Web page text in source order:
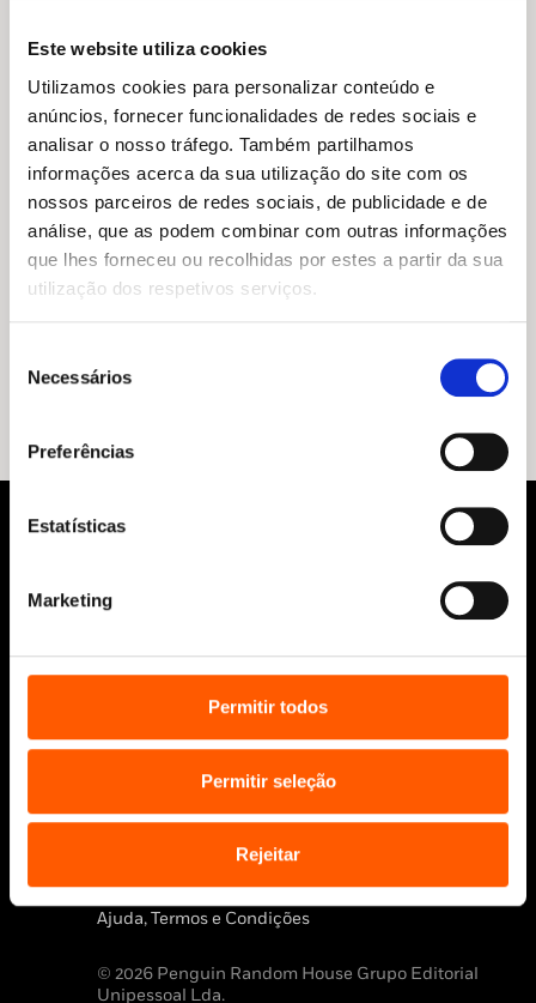
Este website utiliza cookies
Utilizamos cookies para personalizar conteúdo e
anúncios, fornecer funcionalidades de redes sociais e
analisar o nosso tráfego. Também partilhamos
informações acerca da sua utilização do site com os
nossos parceiros de redes sociais, de publicidade e de
análise, que as podem combinar com outras informações
que lhes forneceu ou recolhidas por estes a partir da sua
utilização dos respetivos serviços.
Necessários
Preferências
Estatísticas
Marketing
Permitir todos
Permitir seleção
Rejeitar
Política de Cookies
Política de segurança e privacidade
Ajuda, Termos e Condições
© 2026 Penguin Random House Grupo Editorial
Unipessoal Lda.